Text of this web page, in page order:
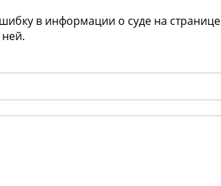
в информации о суде на странице